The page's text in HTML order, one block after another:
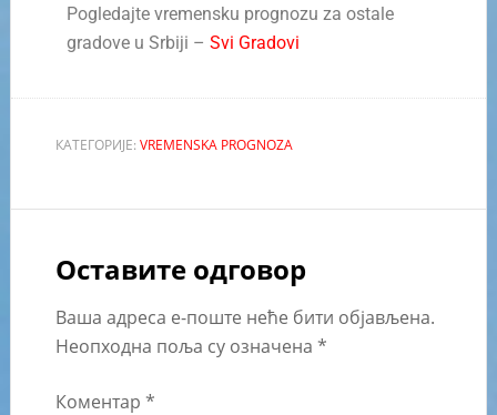
Pogledajte vremensku prognozu za ostale
gradove u Srbiji – Svi Gradovi
КАТЕГОРИЈЕ: VREMENSKA PROGNOZA
Оставите одговор
Ваша адреса е-поште неће бити објављена.
Неопходна поља су означена *
Коментар *